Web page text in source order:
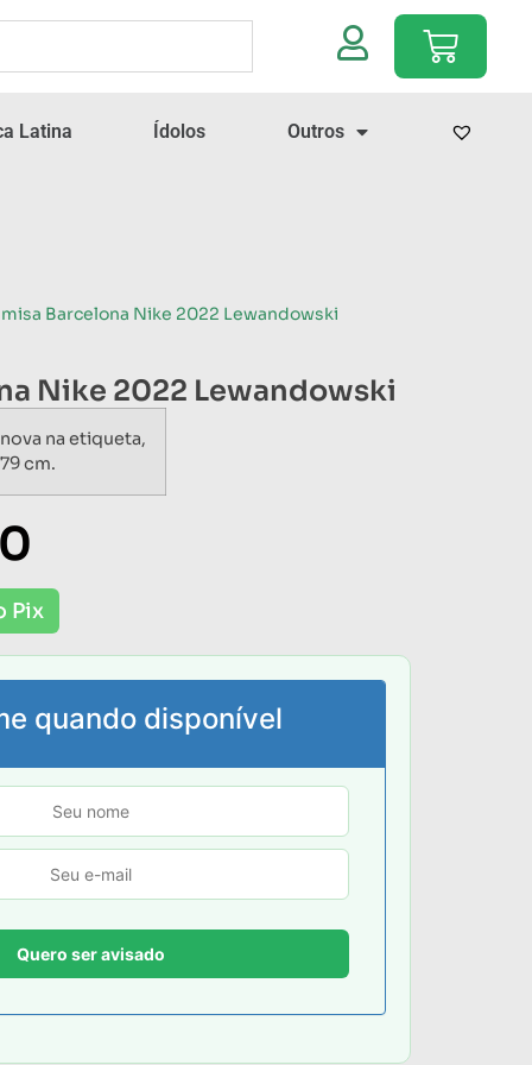
Latina Ídolos Outros
Barcelona Nike 2022 Lewandowski
Nike 2022 Lewandowski
na etiqueta,
cm.
Pix
quando disponível